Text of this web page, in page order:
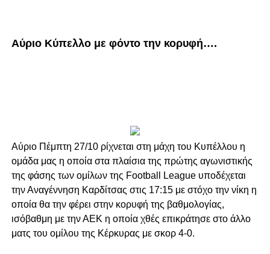
Αύριο Κύπελλο με φόντο την κορυφή….
Αύριο Πέμπτη 27/10 ρίχνεται στη μάχη του Κυπέλλου η
ομάδα μας η οποία στα πλαίσια της πρώτης αγωνιστικής
της φάσης των ομίλων της Football League υποδέχεται
την Αναγέννηση Καρδίτσας στις 17:15 με στόχο την νίκη η
οποία θα την φέρει στην κορυφή της βαθμολογίας,
ισόβαθμη με την ΑΕΚ η οποία χθές επικράτησε στο άλλο
ματς του ομίλου της Κέρκυρας με σκορ 4-0.